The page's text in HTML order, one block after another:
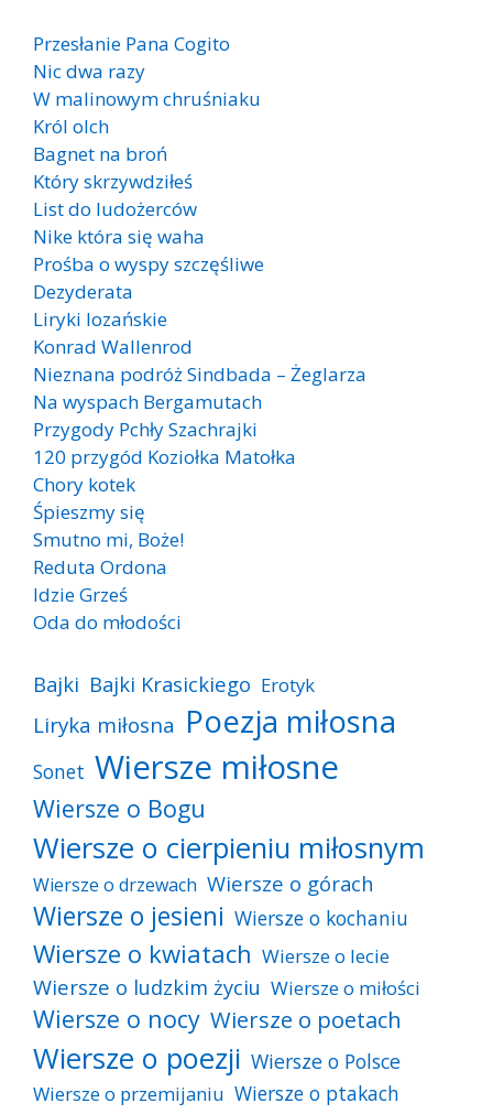
Przesłanie Pana Cogito
Nic dwa razy
W malinowym chruśniaku
Król olch
Bagnet na broń
Który skrzywdziłeś
List do ludożerców
Nike która się waha
Prośba o wyspy szczęśliwe
Dezyderata
Liryki lozańskie
Konrad Wallenrod
Nieznana podróż Sindbada – Żeglarza
Na wyspach Bergamutach
Przygody Pchły Szachrajki
120 przygód Koziołka Matołka
Chory kotek
Śpieszmy się
Smutno mi, Boże!
Reduta Ordona
Idzie Grześ
Oda do młodości
Bajki Bajki Krasickiego Erotyk
Liryka miłosna Poezja miłosna
Sonet Wiersze miłosne
Wiersze o Bogu
Wiersze o cierpieniu miłosnym
Wiersze o drzewach Wiersze o górach
Wiersze o jesieni Wiersze o kochaniu
Wiersze o kwiatach Wiersze o lecie
Wiersze o ludzkim życiu Wiersze o miłości
Wiersze o nocy Wiersze o poetach
Wiersze o poezji Wiersze o Polsce
Wiersze o przemijaniu Wiersze o ptakach